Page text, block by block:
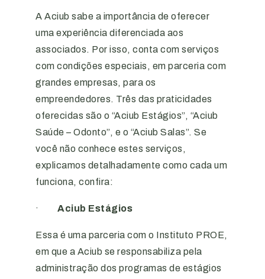
A Aciub sabe a importância de oferecer
uma experiência diferenciada aos
associados. Por isso, conta com serviços
com condições especiais, em parceria com
grandes empresas, para os
empreendedores. Três das praticidades
oferecidas são o “Aciub Estágios”, “Aciub
Saúde – Odonto”, e o “Aciub Salas”. Se
você não conhece estes serviços,
explicamos detalhadamente como cada um
funciona, confira:
· Aciub Estágios
Essa é uma parceria com o Instituto PROE,
em que a Aciub se responsabiliza pela
administração dos programas de estágios